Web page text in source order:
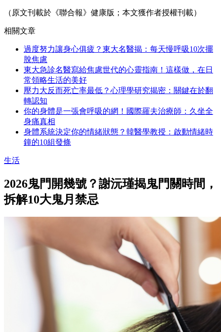
（原文刊載於《聯合報》健康版；本文獲作者授權刊載）
相關文章
過度努力讓身心俱疲？東大名醫揭：每天慢呼吸10次擺
脫焦慮
東大急診名醫寫給焦慮世代的心靈指南！這樣做，在日
常領略生活的美好
壓力大反而死亡率最低？心理學研究揭密：關鍵在於翻
轉認知
你的身體是一張會呼吸的網！國際羅夫治療師：久坐全
身痛真相
身體系統決定你的情緒狀態？韓醫學教授：啟動情緒時
鐘的10組發條
生活
2026鬼門開幾號？謝沅瑾揭鬼門關時間，
拆解10大鬼月禁忌